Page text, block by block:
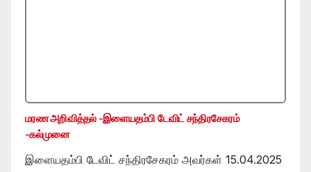
மரண அறிவித்தல் -இளையதம்பி டேவிட் சந்திரசேகரம்
-கல்முனை
இளையதம்பி டேவிட் சந்திரசேகரம் அவர்கள் 15.04.2025